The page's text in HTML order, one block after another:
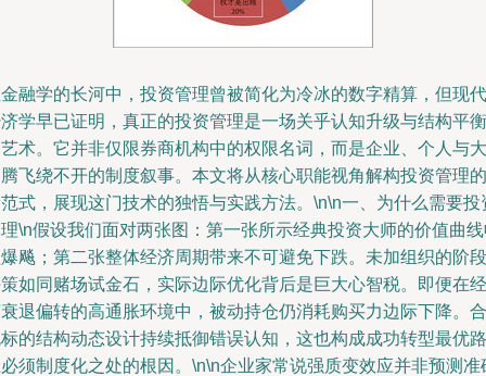
融学的长河中，投资管理曾被简化为冷冰的数字精算，但现代
学早已证明，真正的投资管理是一场关乎认知升级与结构平衡
术。它并非仅限券商机构中的权限名词，而是企业、个人与大
飞绕不开的制度叙事。本文将从核心职能视角解构投资管理的
式，展现这门技术的独悟与实践方法。\n\n一、为什么需要投
\n假设我们面对两张图：第一张所示经典投资大师的价值曲
飚；第二张整体经济周期带来不可避免下跌。未加组织的阶段
如同赌场试金石，实际边际优化背后是巨大心智税。即便在经
退偏转的高通胀环境中，被动持仓仍消耗购买力边际下降。合
的结构动态设计持续抵御错误认知，这也构成成功转型最优路
须制度化之处的根因。\n\n企业家常说强质变效应并非预测准